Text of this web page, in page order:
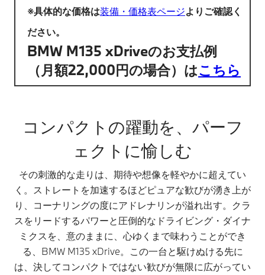
※具体的な価格は装備・価格表ページよりご確認く
ださい。
BMW M135 xDriveのお支払例
（月額22,000円の場合）はこちら
コンパクトの躍動を、パーフ
ェクトに愉しむ
その刺激的な走りは、期待や想像を軽やかに超えてい
く。ストレートを加速するほどピュアな歓びが湧き上が
り、コーナリングの度にアドレナリンが溢れ出す。クラ
スをリードするパワーと圧倒的なドライビング・ダイナ
ミクスを、意のままに、心ゆくまで味わうことができ
る、BMW M135 xDrive。この一台と駆けぬける先に
は、決してコンパクトではない歓びが無限に広がってい